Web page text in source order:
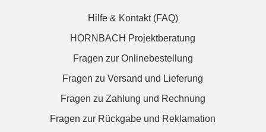
Hilfe & Kontakt (FAQ)
HORNBACH Projektberatung
Fragen zur Onlinebestellung
Fragen zu Versand und Lieferung
Fragen zu Zahlung und Rechnung
Fragen zur Rückgabe und Reklamation